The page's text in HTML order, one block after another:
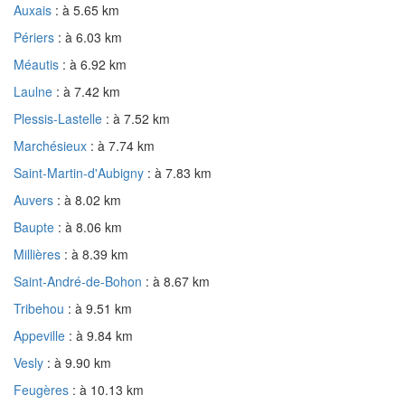
Auxais : à 5.65 km
Périers : à 6.03 km
Méautis : à 6.92 km
Laulne : à 7.42 km
Plessis-Lastelle : à 7.52 km
Marchésieux : à 7.74 km
Saint-Martin-d'Aubigny : à 7.83 km
Auvers : à 8.02 km
Baupte : à 8.06 km
Millières : à 8.39 km
Saint-André-de-Bohon : à 8.67 km
Tribehou : à 9.51 km
Appeville : à 9.84 km
Vesly : à 9.90 km
Feugères : à 10.13 km